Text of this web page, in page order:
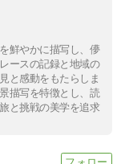
鮮やかに描写し、儚
ースの記録と地域の
と感動をもたらしま
描写を特徴とし、読
と挑戦の美学を追求